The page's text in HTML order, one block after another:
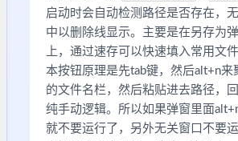
启动时会自动检测路径是否存在，
中以删除线显示。主要是在另存为
上，通过速存可以快速填入常用文件
本按钮原理是先tab键，然后alt+n来
的文件名栏，然后粘贴进去路径，
纯手动逻辑。所以如果弹窗里面
就不要运行了，另外无关窗口不要